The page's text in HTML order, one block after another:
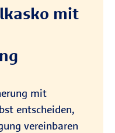
mit
mit
entscheiden,
vereinbaren